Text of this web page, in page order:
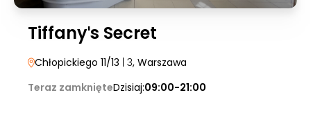
Tiffanyˈs Secret
Chłopickiego 11/13 | 3, Warszawa
Teraz zamknięteDzisiaj:09:00-21:00